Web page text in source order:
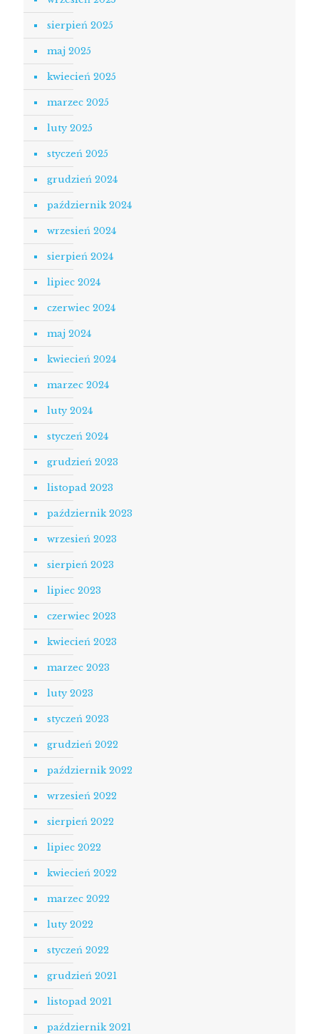
sierpień 2025
maj 2025
kwiecień 2025
marzec 2025
luty 2025
styczeń 2025
grudzień 2024
październik 2024
wrzesień 2024
sierpień 2024
lipiec 2024
czerwiec 2024
maj 2024
kwiecień 2024
marzec 2024
luty 2024
styczeń 2024
grudzień 2023
listopad 2023
październik 2023
wrzesień 2023
sierpień 2023
lipiec 2023
czerwiec 2023
kwiecień 2023
marzec 2023
luty 2023
styczeń 2023
grudzień 2022
październik 2022
wrzesień 2022
sierpień 2022
lipiec 2022
kwiecień 2022
marzec 2022
luty 2022
styczeń 2022
grudzień 2021
listopad 2021
październik 2021